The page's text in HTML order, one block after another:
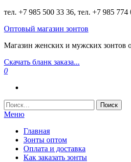
Перейти
содержимому
тел. +7 985 500 33 36, тел. +7 985
Оптовый магазин зонтов
Магазин женских и мужских зонтов
Скачать бланк заказа...
0
Найти:
Меню
Главная
Зонты оптом
Оплата и доставка
Как заказать зонты